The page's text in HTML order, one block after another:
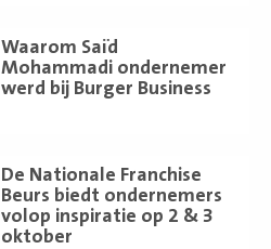
Waarom Saïd
Mohammadi ondernemer
werd bij Burger Business
De Nationale Franchise
Beurs biedt ondernemers
volop inspiratie op 2 & 3
oktober